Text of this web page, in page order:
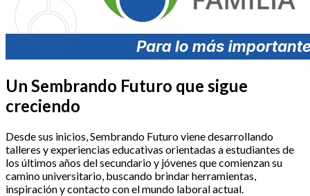
Un Sembrando Futuro que sigue
creciendo
Desde sus inicios, Sembrando Futuro viene desarrollando
talleres y experiencias educativas orientadas a estudiantes de
los últimos años del secundario y jóvenes que comienzan su
camino universitario, buscando brindar herramientas,
inspiración y contacto con el mundo laboral actual.